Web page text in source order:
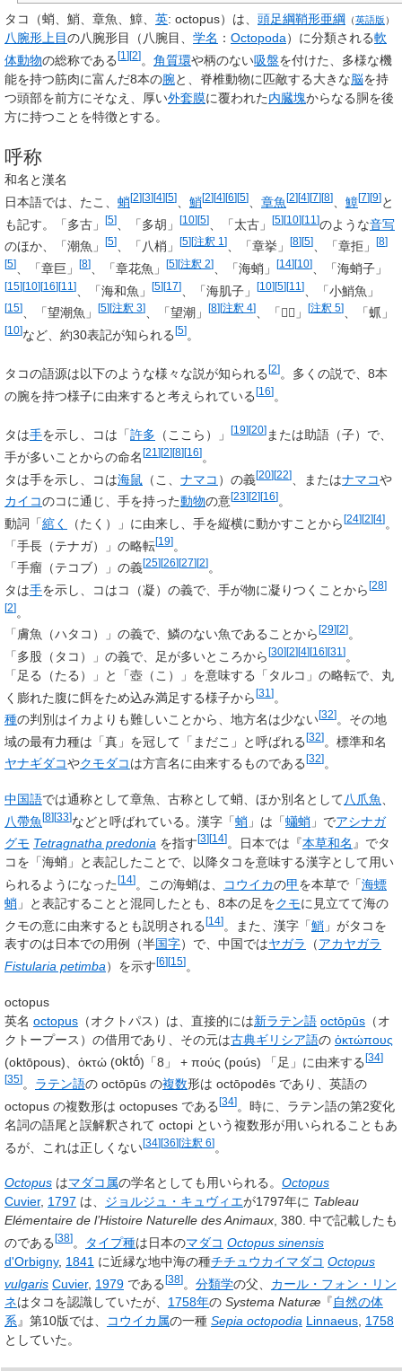
タコ （蛸、鮹、章魚、鱆、 英: octopus）は、 頭足綱鞘形亜綱 （英語版 ）
八腕形上目の八腕形目 （八腕目、 学名 ： Octopoda）に分類される軟
体動物の総称である[1 ][2]。 角質環や柄のない吸盤を付けた、多様な機
能を持つ筋肉に富んだ8本の腕と、脊椎動物に匹敵する大きな脳を持
つ頭部を前方にそなえ、厚い外套膜に覆われた内臓塊からなる胴を後
方に持つことを特徴とする。
呼称
和名と漢名
日本語では、
たこ 蛸[2][3][4][5]、 鮹[2][4][6][5]、 章魚 [2][4][7][8]、 鱆[7][9]と
も記す。「多古」
[5]、「多胡」 [10][5]、「太古」 [5][10][11 ]のような音写
のほか、「潮魚」
[5]、「八梢」 [5][注釈 1 ]、「章挙」 [8][5]、「章拒」 [8]
[5]、「章巨」 [8]、「章花魚」 [5][注釈 2]、「海蛸」 [14][10]、「海蛸子」
[15][10][16][11 ]、「海和魚」 [5][17]、「海肌子」 [10][5][11 ]、「小鮹魚」
[15]、「望潮魚」 [5][注釈 3]、「望潮」 [8][注釈 4]、「𠑃魚」 [注釈 5]、「䖣」
[10]など、約30表記が知られる [5]。
タコの語源は以下のような様々な説が知られる [2]。多くの説で、8本
の腕を持つ様子に由来すると考えられている[16]。
タは手を示し、コは「許多 （ここら）」 [19][20]または助語（子）で、
手が多いことからの命名[21 ][2][8][16]。
タは手を示し、コは海鼠 （こ、 ナマコ ）の義[20][22]、またはナマコや
カイコのコに通じ、手を持った動物の意[23][2][16]。
動詞「綰く （たく）」に由来し、手を縦横に動かすことから[24][2][4]。
「手長（テナガ）」の略転[19]。
「手瘤（テコブ）」の義[25][26][27][2]。
タは手を示し、コはコ（凝）の義で、手が物に凝りつくことから[28]
[2]。
「膚魚（ハタコ）」の義で、鱗のない魚であることから [29][2]。
「多股（タコ）」の義で、足が多いところから[30][2][4][16][31 ]。
「足る（たる）」と「壺（こ）」を意味する「タルコ」の略転で、丸
く膨れた腹に餌をため込み満足する様子から[31 ]。
種の判別はイカよりも難しいことから、地方名は少ない[32]。その地
域の最有力種は「真」を冠して「まだこ」と呼ばれる[32]。標準和名
ヤナギダコやクモダコは方言名に由来するものである [32]。
中国語では通称として章魚 、古称として蛸 、ほか別名として八爪魚
八帶魚[8][33]などと呼ばれている。漢字「蛸 」は「蠨蛸 」でアシナガ
グモ Tetragnatha predonia を指す[3][14]。日本では『本草和名 』でタ
コを「海蛸」と表記したことで、以降タコを意味する漢字として用い
られるようになった[14]。この海蛸は、 コウイカの甲を本草で「海螵
蛸 」と表記することと混同したとも、8本の足をクモに見立てて海の
クモの意に由来するとも説明される[14]。また、漢字「鮹」がタコを
表すのは日本での用例（半国字）で、中国ではヤガラ （アカヤガラ
Fistularia petimba）を示す[6][15]。
octopus
英名 octopus（オクトパス）は、直接的には新ラテン語 octōpūs（オ
クトープース）の借用であり、その元は古典ギリシア語の ὀκτώπους
(oktōpous)、 ὀκτώ(oktṓ)「8」 + πούς (poús) 「足」に由来する[34]
[35]。 ラテン語の octōpūsの複数形は octōpodēsであり、英語の
octopusの複数形は octopusesである[34]。時に、ラテン語の第2変化
名詞の語尾と誤解釈されて octopiという複数形が用いられることもあ
るが、これは正しくない[34][36][注釈 6]。
Octopusはマダコ属の学名としても用いられる。 Octopus
Cuvier, 1797 は、 ジョルジュ・キュヴィエが1797年に Tableau
Elémentaire de l’Histoire Naturelle des Animaux, 380. 中で記載したも
のである[38]。 タイプ種は日本のマダコ Octopus sinensis
d'Orbigny, 1841 に近縁な地中海の種チチュウカイマダコ Octopus
vulgaris Cuvier, 1979である[38]。 分類学の父、
カール・フォン・リン
ネはタコを認識していたが、 1758年の Systema Naturæ『自然の体
系 』第10版では、 コウイカ属の一種 Sepia octopodia Linnaeus, 1758
としていた。